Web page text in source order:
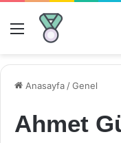
Menü
Anasayfa /Genel
Ahmet